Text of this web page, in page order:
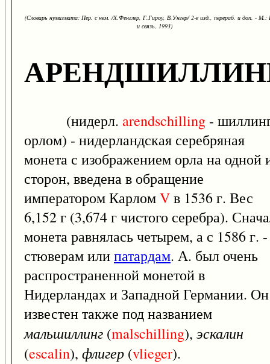
(Словарь нумизмата: Пер. с нем. /Х.Фенглер, Г.Гироу, В.Унгер/ 2-е изд., перераб. и доп. - М.:
и связь, 1993)
(нидерл. arendschilling -
орлом) - нидерландская серебряная
монета с изображением орла на одной
сторон, введена в обращение
императором КарломVв 1536 г. Вес
6,152 г (3,674 г чистого серебра).
монета равнялась четырем, а с 1586 г.
стюверам илипатардам. А. был очень
распространенной монетой в
Нидерландах и Западной Германии. Он
известен также под названием
мальшиллинг (malschilling), эскалин
(escalin), флигер (vlieger).